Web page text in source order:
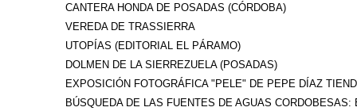
CANTERA HONDA DE POSADAS (CÓRDOBA)
VEREDA DE TRASSIERRA
UTOPÍAS (EDITORIAL EL PÁRAMO)
DOLMEN DE LA SIERREZUELA (POSADAS)
EXPOSICIÓN FOTOGRÁFICA "PELE" DE PEPE DÍAZ
BÚSQUEDA DE LAS FUENTES DE AGUAS CORDOBESAS: